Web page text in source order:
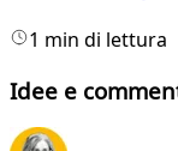
1 min di lettura
Idee e